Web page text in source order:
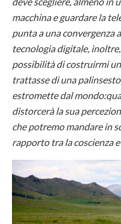
macchina e guardare la
punta a una convergenza
tecnologia digitale,
possibilità di costruirmi
trattasse di una
estromette dal
distorcerà la sua
che potremo mandare in
rapporto tra la coscienza e